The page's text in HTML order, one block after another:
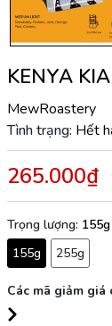
KENYA
MewRoastery
Tình trạng: Hết
265.000₫
Trọng lượng: 155g
155g
255g
Các mã giảm